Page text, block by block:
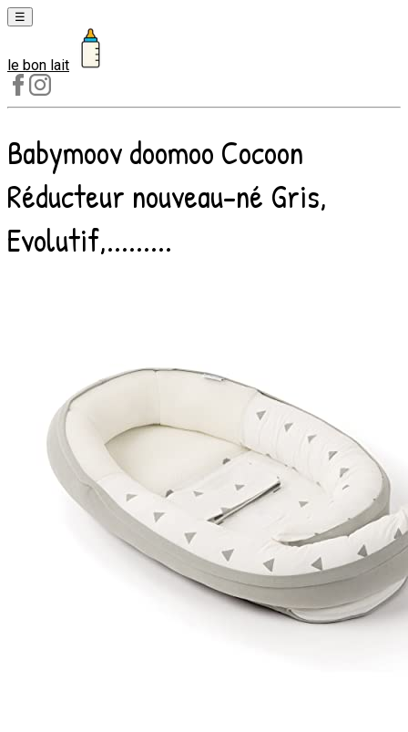
☰
Laits
1er
âge
Laits
2e
âge
Laits
de
le bon lait
Babymoov doomoo Cocoon
Réducteur nouveau-né Gris,
Evolutif,.........